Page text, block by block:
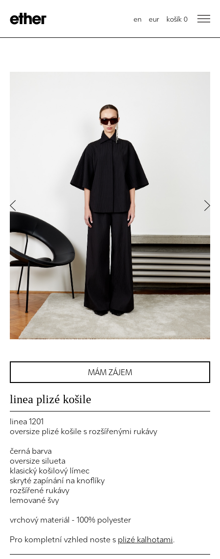
en eur košík 0
Previous
MÁM ZÁJEM
linea plizé košile
linea 1201
oversize plizé košile s rozšířenými rukávy
černá barva
oversize silueta
klasický košilový límec
skryté zapínání na knoflíky
rozšířené rukávy
lemované švy
vrchový materiál - 100% polyester
Pro kompletní vzhled noste s plizé kalhotami.